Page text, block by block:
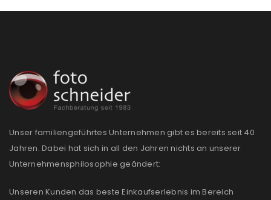
Unser familiengeführtes Unternehmen gibt es bereits seit 40
Jahren. Dabei hat sich in all den Jahren nichts an unserer
Unternehmensphilosophie geändert:
Unseren Kunden das beste Einkaufserlebnis im Bereich